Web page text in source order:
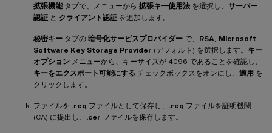
拡張機能 タブで、メニューから 拡張キー使用法 を選択し、 サーバー
認証 と クライアント認証 を追加します。
秘密キー タブの 暗号化サービスプロバイダー で、 RSA, Microsoft
Software Key Storage Provider (デフォルト) を選択します。 キー
オプション メニューから、キーサイズが 4096 であることを確認し、
キーをエクスポート可能にする チェックボックスをオンにし、 適用 を
クリックします。
ファイルを .req ファイルとして保存し、 .req ファイルを証明機関
(CA) に提出し、 .cer ファイルを保存します。